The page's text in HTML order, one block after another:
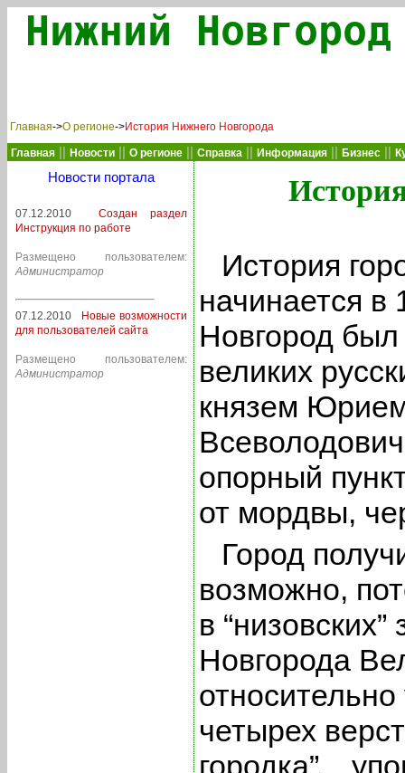
Нижний
История
начинается в
Новгород
великих
князем
опорный
от мордвы,
Город
возможно,
в
Новгорода
четырех
городка”,
Главная->О регионе->История Нижнего Новгорода
Главная Новости О регионе Справка Информация Бизнес
Новости портала
07.12.2010
Создан раздел
Инструкция по работе
Размещено пользователем:
Администратор
07.12.2010
Новые возможности
для пользователей сайта
Размещено пользователем:
Администратор